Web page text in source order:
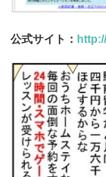
公式サイト：